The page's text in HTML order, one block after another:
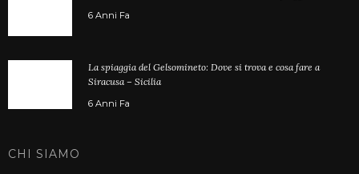
6 Anni Fa
La spiaggia del Gelsomineto: Dove si trova e cosa fare a
Siracusa – Sicilia
6 Anni Fa
CHI SIAMO